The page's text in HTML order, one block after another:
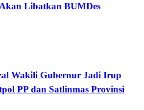
Libatkan BUMDes
Wakili Gubernur Jadi Irup
PP dan Satlinmas Provinsi